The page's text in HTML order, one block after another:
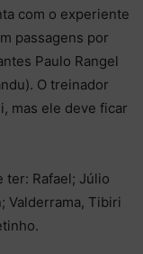
com o experiente
passagens por
Paulo Rangel
O treinador
mas ele deve ficar
ter: Rafael; Júlio
Valderrama, Tibiri